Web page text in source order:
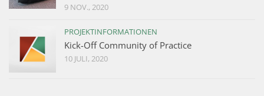
9 NOV., 2020
PROJEKTINFORMATIONEN
Kick-Off Community of Practice
10 JULI, 2020